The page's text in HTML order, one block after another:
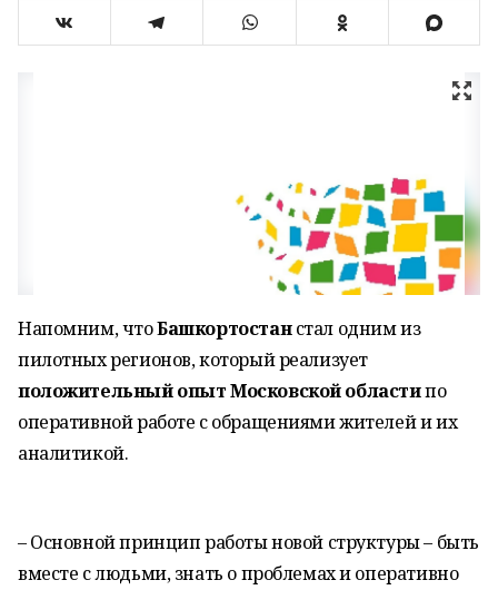
Напомним, чтоБашкортостанстал одним из
пилотных регионов, который реализует
положительный опыт Московской областипо
оперативной работе с обращениями жителей и их
аналитикой.
– Основной принцип работы новой структуры – быть
вместе с людьми, знать о проблемах и оперативно